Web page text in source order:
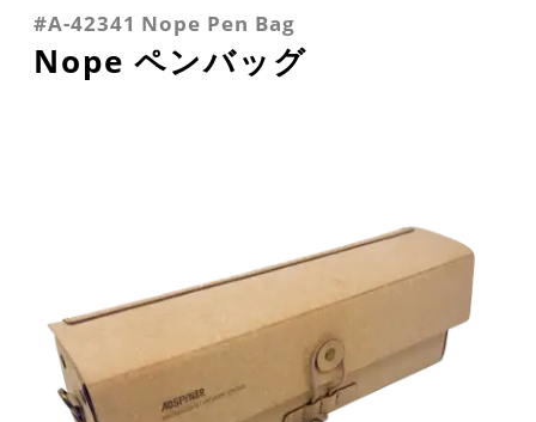
#A-42341 Nope Pen Bag
Nope ペンバッグ